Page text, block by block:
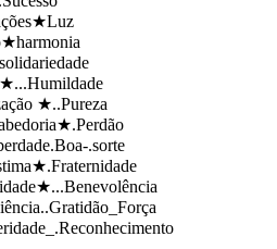
★...Humildade
★..Pureza
.sorte